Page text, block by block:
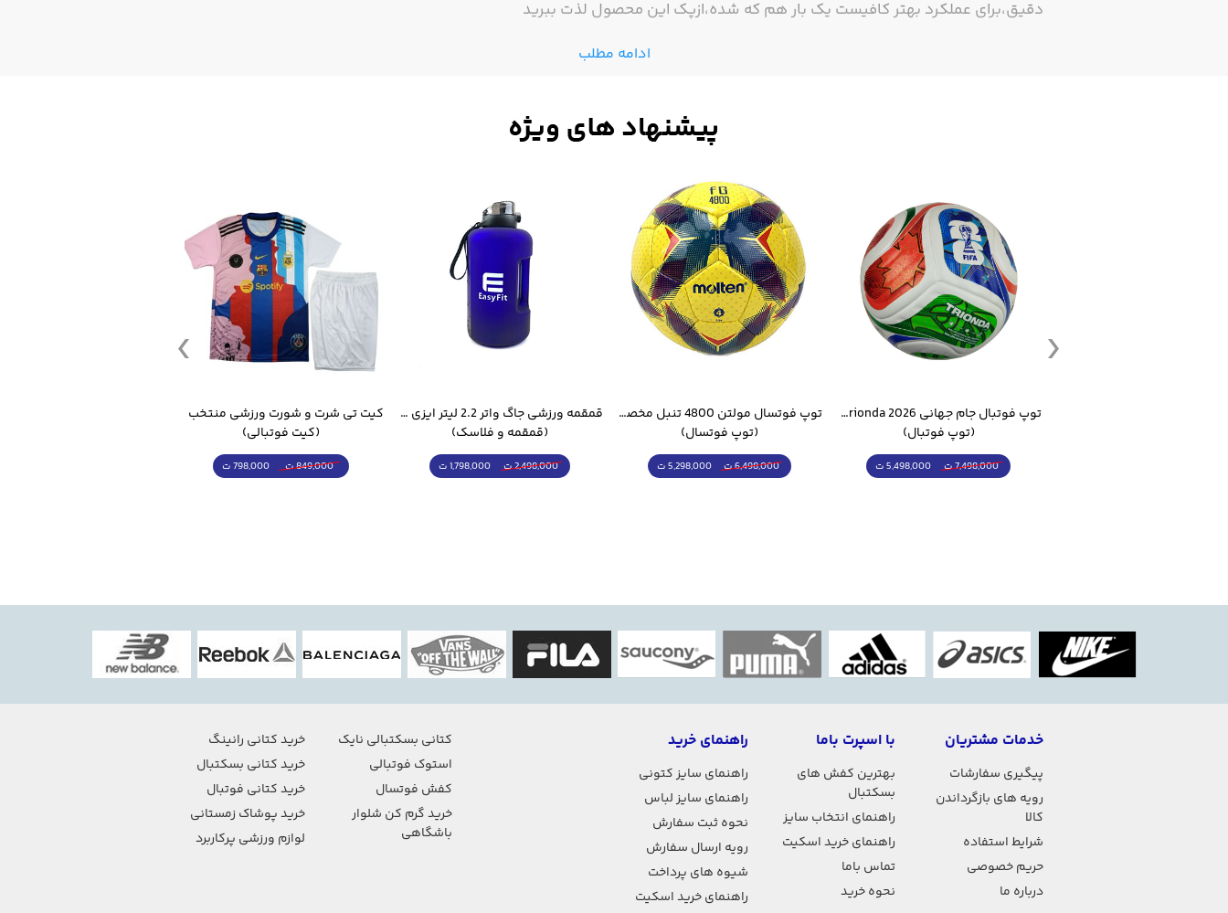
دقیق،برای عملکرد بهتر کافیست یک بار هم که شده،ازپک این محصول لذت ببرید
ادامه مطلب
توپ فوتبال جام جهانی 2026 Trionda مشابه اورجینال
(توپ فوتبال)
7,498,000 ت 5,498,000 ت
توپ فوتسال مولتن 4800 تنبل مخصوص سالن
(توپ فوتسال)
6,498,000 ت 5,298,000 ت
قمقمه ورزشی جاگ واتر 2.2 لیتر ایزی فیت
(قمقمه و فلاسک)
2,498,000 ت 1,798,000 ت
(کیت فوتبالی)
849,000 ت 798,000 ت
خدمات مشتریان
پیگیری سفارشات
رویه های بازگرداندن
کالا
شرایط استفاده
حریم خصوصی
درباره ما
با اسپرت باما
بهترین کفش های
بسکتبال
راهنمای انتخاب سایز
راهنمای خرید اسکیت
تماس باما
نحوه خرید
راهنمای خرید
راهنمای سایز کتونی
راهنمای سایز لباس
نحوه ثبت سفارش
رویه ارسال سفارش
شیوه های پرداخت
راهنمای خرید اسکیت
کتانی بسکتبالی نایک
استوک فوتبالی
کفش فوتسال
خرید گرم کن شلوار
باشگاهی
خرید کتانی رانینگ
خرید کتانی بسکتبال
خرید کتانی فوتبال
خرید پوشاک زمستانی
لوازم ورزشی پرکاربرد